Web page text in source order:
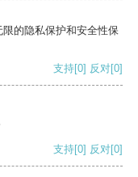
的隐私保护和安全性保
支持[0] 反对[0]
支持[0] 反对[0]